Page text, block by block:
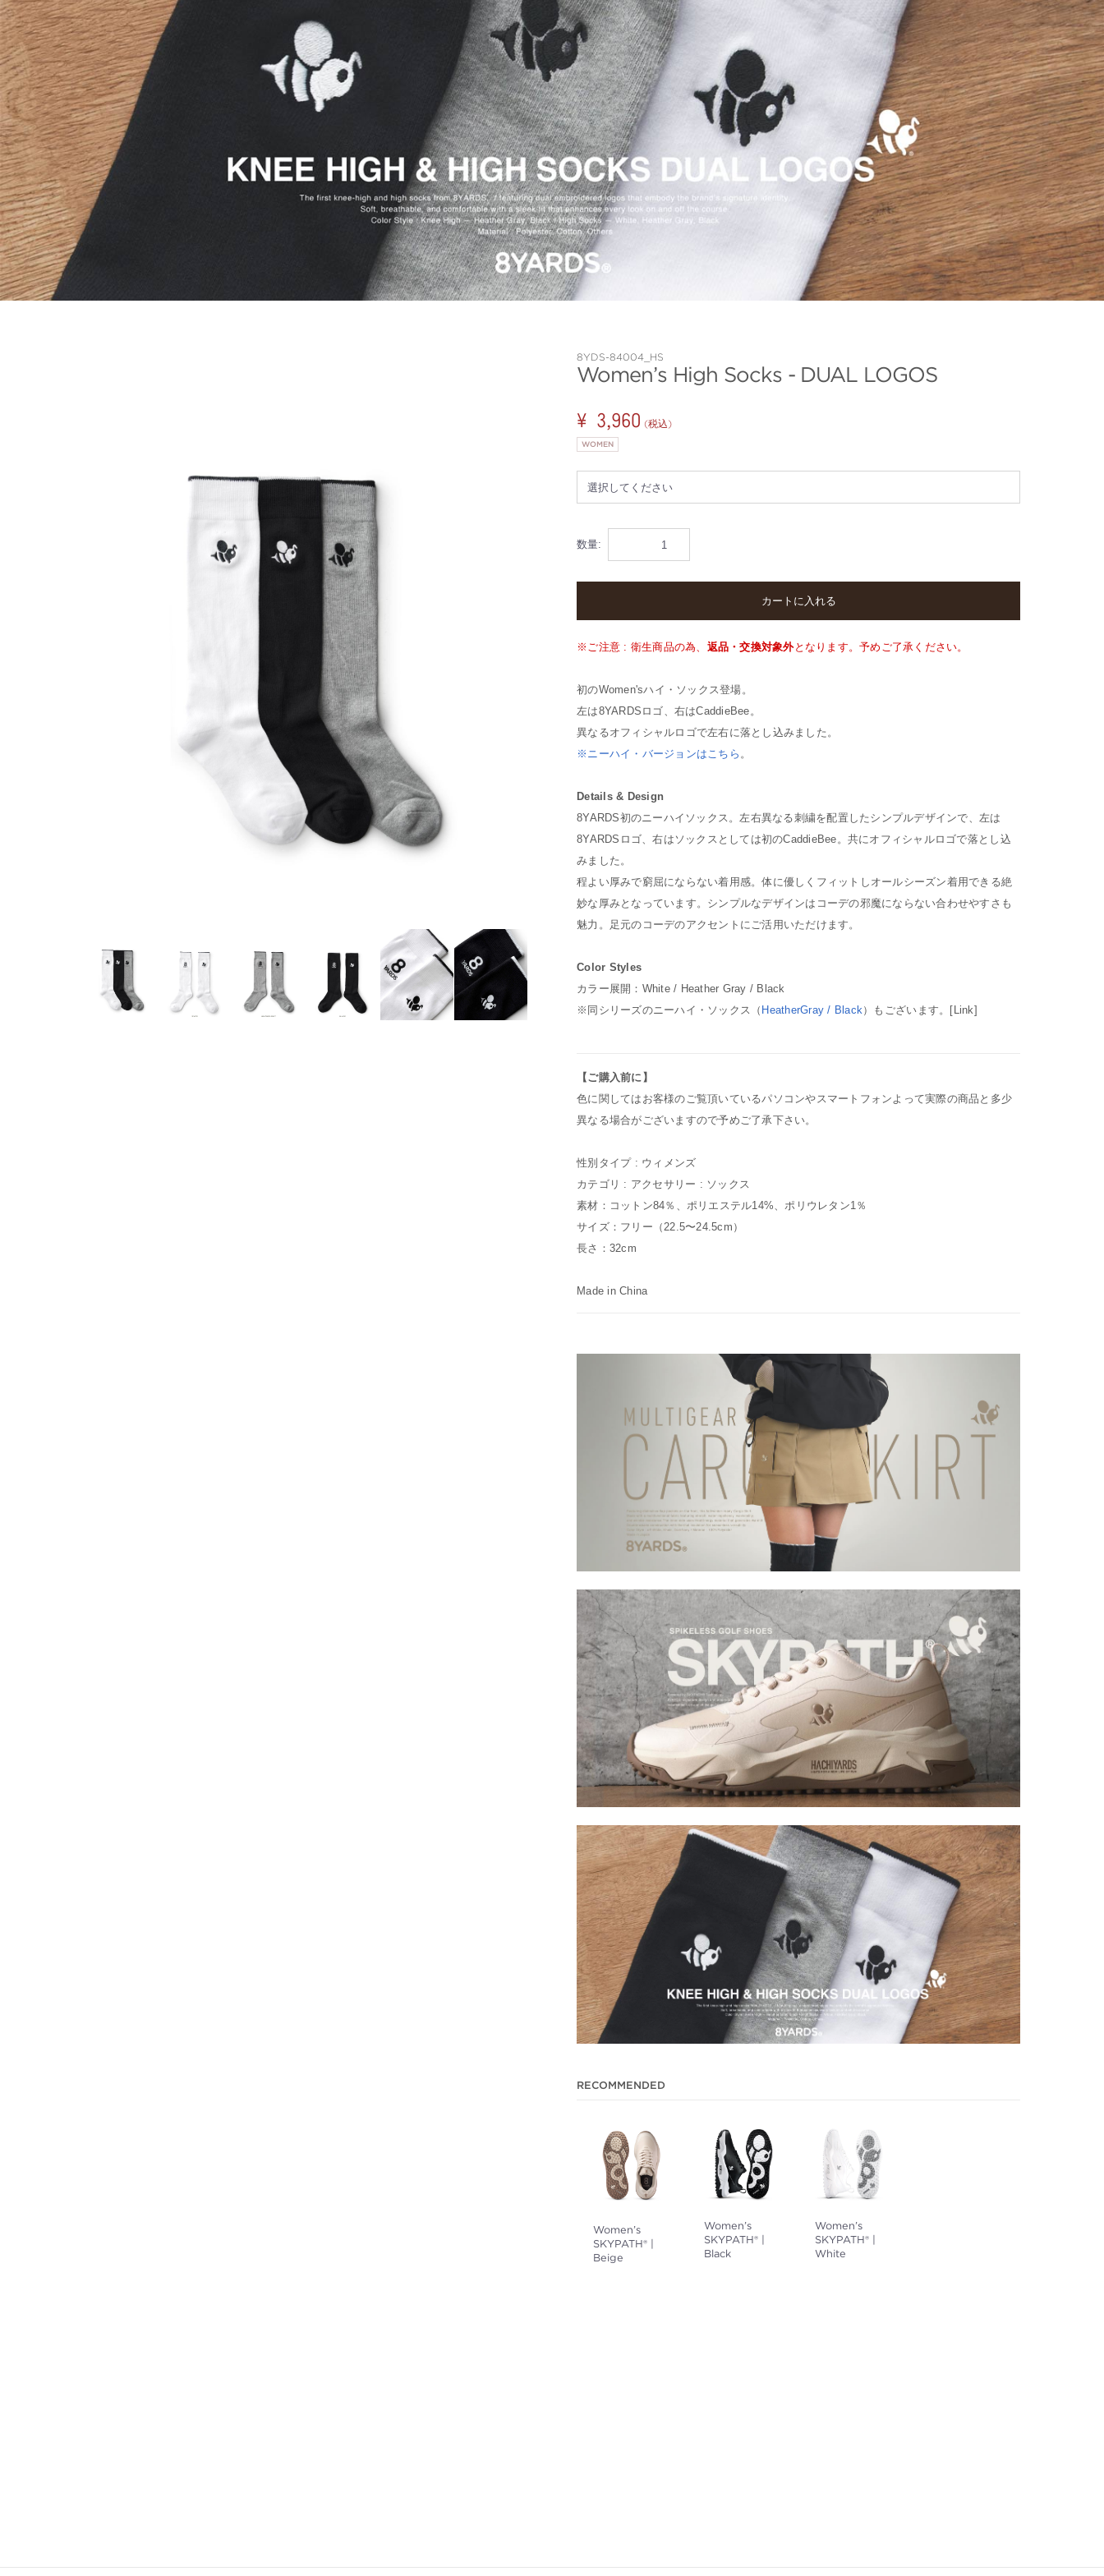
8YDS-84004_HS
Women’s High Socks - DUAL LOGOS
¥ 3,960 (税込)
WOMEN
数量:
カートに入れる
※ご注意 : 衛生商品の為、 返品・交換対象外となります。予めご了承ください。
初のWomen'sハイ・ソックス登場。
左は8YARDSロゴ、右はCaddieBee。
異なるオフィシャルロゴで左右に落とし込みました。
※ニーハイ・バージョンはこちら 。
Details & Design
8YARDS初のニーハイソックス。左右異なる刺繍を配置したシンプルデザインで、左は
8YARDSロゴ、右はソックスとしては初のCaddieBee。共にオフィシャルロゴで落とし込
みました。
程よい厚みで窮屈にならない着用感。体に優しくフィットしオールシーズン着用できる絶
妙な厚みとなっています。シンプルなデザインはコーデの邪魔にならない合わせやすさも
魅力。足元のコーデのアクセントにご活用いただけます。
Color Styles
カラー展開：White / Heather Gray / Black
※同シリーズのニーハイ・ソックス（ HeatherGray / Black）もございます。[Link]
【ご購入前に】
色に関してはお客様のご覧頂いているパソコンやスマートフォンよって実際の商品と多少
異なる場合がございますので予めご了承下さい。
性別タイプ : ウィメンズ
カテゴリ : アクセサリー : ソックス
素材：コットン84％、ポリエステル14%、ポリウレタン1％
サイズ：フリー（22.5〜24.5cm）
長さ：32cm
Made in China
RECOMMENDED
Women’s
SKYPATH® |
Beige
Women’s
SKYPATH® |
Black
Women’s
SKYPATH® |
White